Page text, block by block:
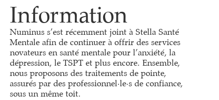
Information
Numinus s’est récemment joint à Stella Santé
Mentale afin de continuer à offrir des services
novateurs en santé mentale pour l’anxiété, la
dépression, le TSPT et plus encore. Ensemble,
nous proposons des traitements de pointe,
assurés par des professionnel·le·s de confiance,
sous un même toit.